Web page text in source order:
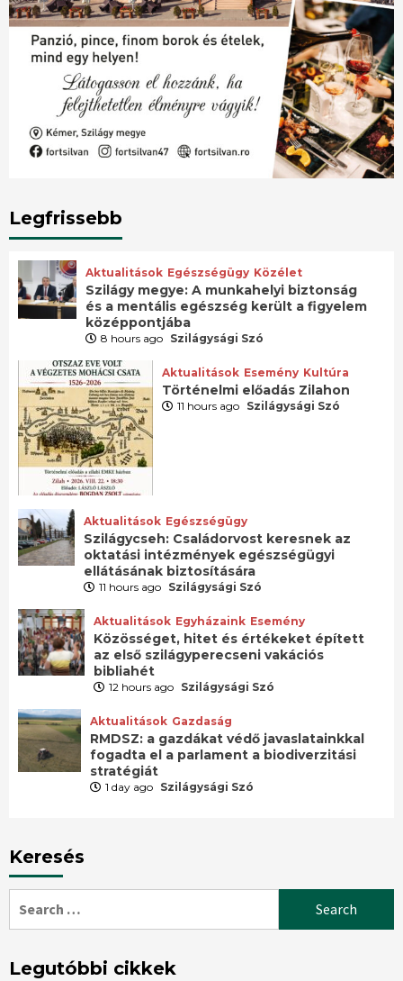
Legfrissebb
Aktualitások Egészségügy Közélet
Szilágy megye: A munkahelyi biztonság
és a mentális egészség került a figyelem
középpontjába
8 hours ago Szilágysági Szó
Aktualitások Esemény Kultúra
Történelmi előadás Zilahon
11 hours ago Szilágysági Szó
Aktualitások Egészségügy
Szilágycseh: Családorvost keresnek az
oktatási intézmények egészségügyi
ellátásának biztosítására
11 hours ago Szilágysági Szó
Aktualitások Egyházaink Esemény
Közösséget, hitet és értékeket épített
az első szilágyperecseni vakációs
bibliahét
12 hours ago Szilágysági Szó
Aktualitások Gazdaság
RMDSZ: a gazdákat védő javaslatainkkal
fogadta el a parlament a biodiverzitási
stratégiát
1 day ago Szilágysági Szó
Keresés
for:
Legutóbbi cikkek